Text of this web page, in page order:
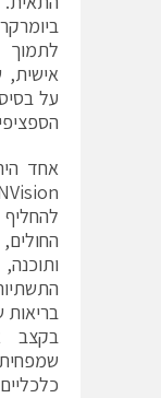
על
אחד
בריאות
בקצב